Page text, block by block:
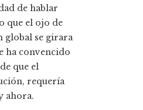
de hablar
que el ojo de
global se girara
ha convencido
que el
requería
ahora.